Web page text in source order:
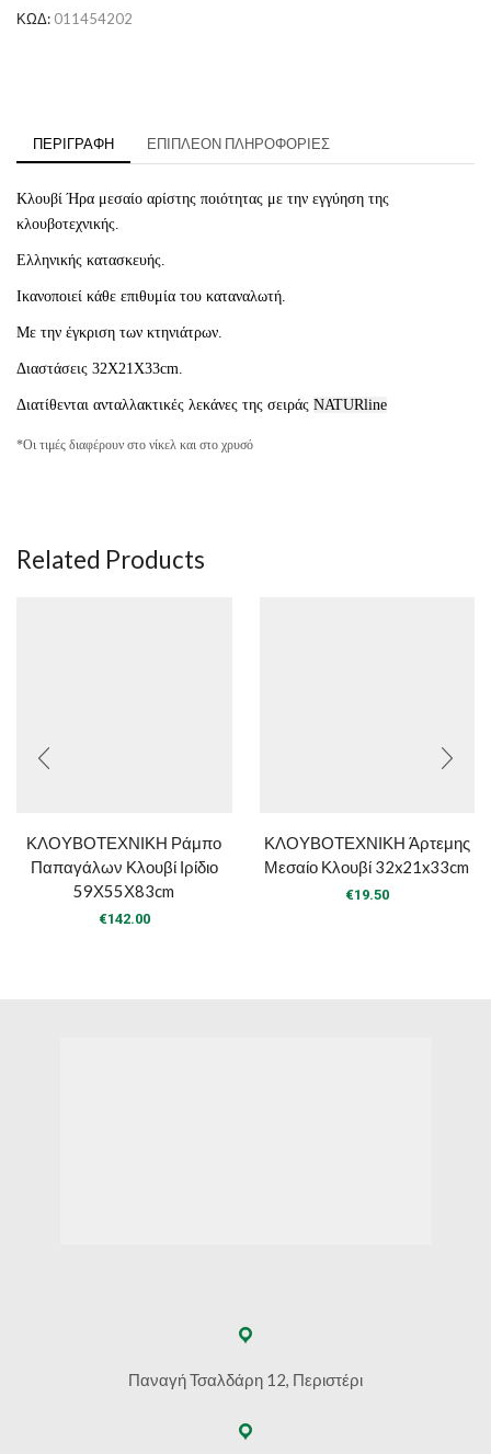
ΚΩΔ: 011454202
ΠΕΡΙΓΡΑΦΉ ΕΠΙΠΛΈΟΝ ΠΛΗΡΟΦΟΡΊΕΣ
Κλουβί Ήρα μεσαίο αρίστης ποιότητας με την εγγύηση της
κλουβοτεχνικής.
Ελληνικής κατασκευής.
Ικανοποιεί κάθε επιθυμία του καταναλωτή.
Με την έγκριση των κτηνιάτρων.
Διαστάσεις 32Χ21Χ33cm.
Διατίθενται ανταλλακτικές λεκάνες της σειράς NATURline
*Οι τιμές διαφέρουν στο νίκελ και στο χρυσό
Related Products
ΚΛΟΥΒΟΤΕΧΝΙΚΗ Ράμπο
Παπαγάλων Κλουβί Ιρίδιο
59Χ55Χ83cm
€142.00
ΚΛΟΥΒΟΤΕΧΝΙΚΗ Άρτεμης
Μεσαίο Κλουβί 32x21x33cm
€19.50
Παναγή Τσαλδάρη 12, Περιστέρι